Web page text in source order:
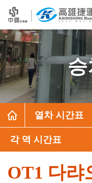
승
열차 시간표
각 역 시간표
OT1 다랴